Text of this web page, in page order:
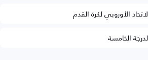
الأوروبي لكرة القدم
الخامسة